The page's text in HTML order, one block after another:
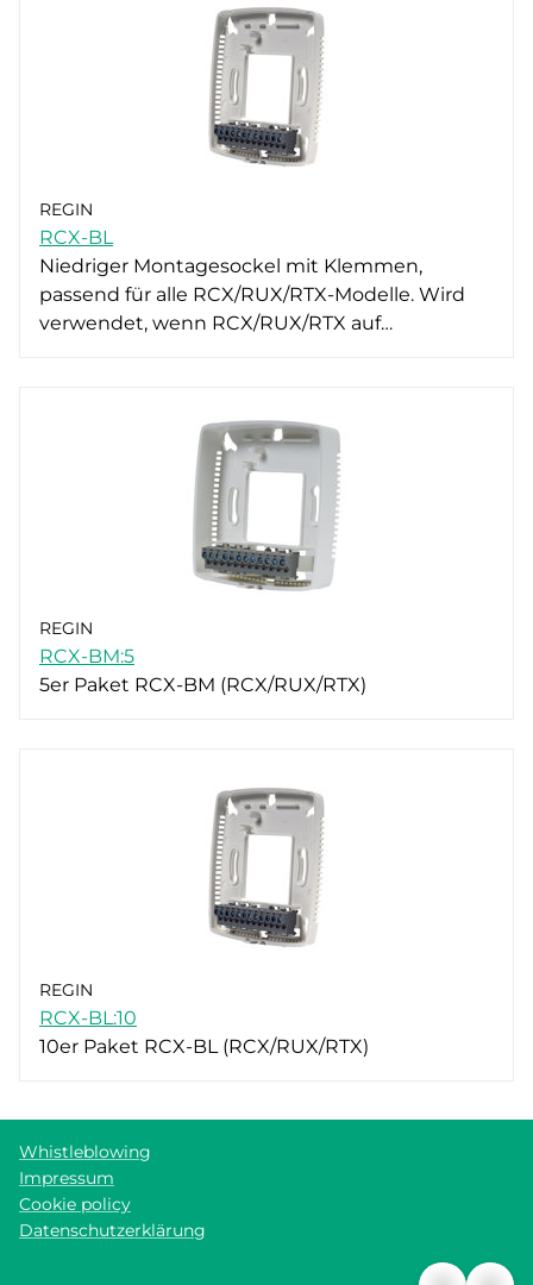
REGIN
RCX-BL
Niedriger Montagesockel mit Klemmen,
passend für alle RCX/RUX/RTX-Modelle. Wird
verwendet, wenn RCX/RUX/RTX auf…
REGIN
RCX-BM:5
5er Paket RCX-BM (RCX/RUX/RTX)
REGIN
RCX-BL:10
10er Paket RCX-BL (RCX/RUX/RTX)
Whistleblowing
Impressum
Cookie policy
Datenschutzerklärung